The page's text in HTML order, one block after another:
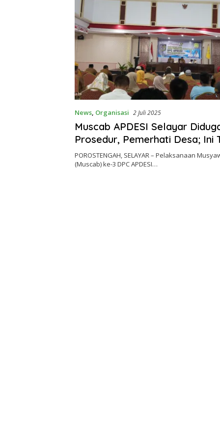
News, Organisasi 2 Juli 2025
‎Muscab APDESI Selayar
Prosedur, Pemerhati Desa; Ini
POROSTENGAH, SELAYAR – Pelaksanaan
(Muscab) ke-3 DPC APDESI…